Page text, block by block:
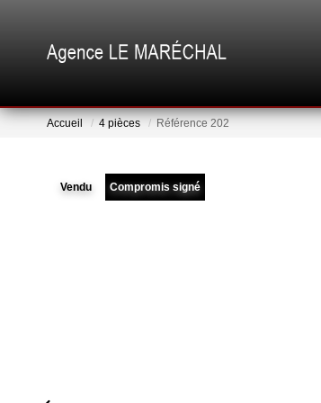
Accueil 4 pièces Référence 202
Vendu Compromis signé